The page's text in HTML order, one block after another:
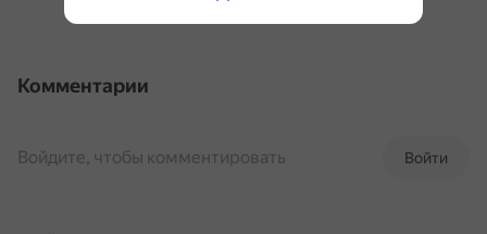
Комментарии
Войти
Войдите, чтобы комментировать